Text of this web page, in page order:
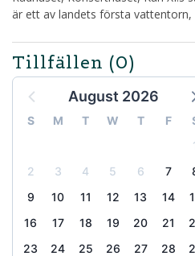
är ett av landets första vattentorn,
Tillfällen (0)
August 2026
S M T W T F
2
3 4 5 6 7
9
10 11 12 13 14
16
17 18 19 20 21
23
24 25 26 27 28